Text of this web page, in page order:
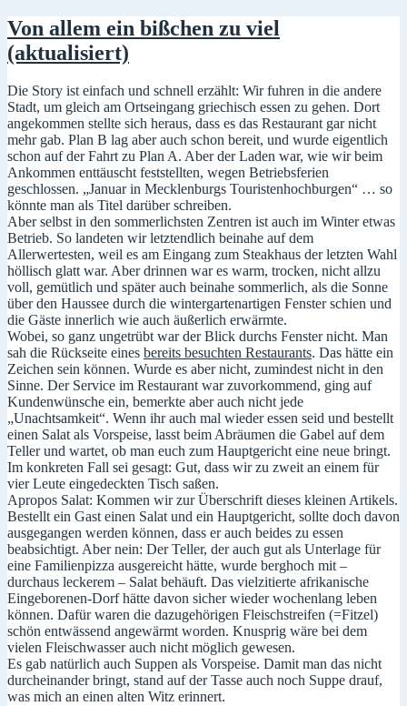
Von allem ein bißchen zu viel
(aktualisiert)
Die Story ist einfach und schnell erzählt: Wir fuhren in die andere
Stadt, um gleich am Ortseingang griechisch essen zu gehen. Dort
angekommen stellte sich heraus, dass es das Restaurant gar nicht
mehr gab. Plan B lag aber auch schon bereit, und wurde eigentlich
schon auf der Fahrt zu Plan A. Aber der Laden war, wie wir beim
Ankommen enttäuscht feststellten, wegen Betriebsferien
geschlossen. „Januar in Mecklenburgs Touristenhochburgen“ … so
könnte man als Titel darüber schreiben.
Aber selbst in den sommerlichsten Zentren ist auch im Winter etwas
Betrieb. So landeten wir letztendlich beinahe auf dem
Allerwertesten, weil es am Eingang zum Steakhaus der letzten Wahl
höllisch glatt war. Aber drinnen war es warm, trocken, nicht allzu
voll, gemütlich und später auch beinahe sommerlich, als die Sonne
über den Haussee durch die wintergartenartigen Fenster schien und
die Gäste innerlich wie auch äußerlich erwärmte.
Wobei, so ganz ungetrübt war der Blick durchs Fenster nicht. Man
sah die Rückseite eines bereits besuchten Restaurants. Das hätte ein
Zeichen sein können. Wurde es aber nicht, zumindest nicht in den
Sinne. Der Service im Restaurant war zuvorkommend, ging auf
Kundenwünsche ein, bemerkte aber auch nicht jede
„Unachtsamkeit“. Wenn ihr auch mal wieder essen seid und bestellt
einen Salat als Vorspeise, lasst beim Abräumen die Gabel auf dem
Teller und wartet, ob man euch zum Hauptgericht eine neue bringt.
Im konkreten Fall sei gesagt: Gut, dass wir zu zweit an einem für
vier Leute eingedeckten Tisch saßen.
Apropos Salat: Kommen wir zur Überschrift dieses kleinen Artikels.
Bestellt ein Gast einen Salat und ein Hauptgericht, sollte doch davon
ausgegangen werden können, dass er auch beides zu essen
beabsichtigt. Aber nein: Der Teller, der auch gut als Unterlage für
eine Familienpizza ausgereicht hätte, wurde berghoch mit –
durchaus leckerem – Salat behäuft. Das vielzitierte afrikanische
Eingeborenen-Dorf hätte davon sicher wieder wochenlang leben
können. Dafür waren die dazugehörigen Fleischstreifen (=Fitzel)
schön entwässend angewärmt worden. Knusprig wäre bei dem
vielen Fleischwasser auch nicht möglich gewesen.
Es gab natürlich auch Suppen als Vorspeise. Damit man das nicht
durcheinander bringt, stand auf der Tasse auch noch Suppe drauf,
was mich an einen alten Witz erinnert.